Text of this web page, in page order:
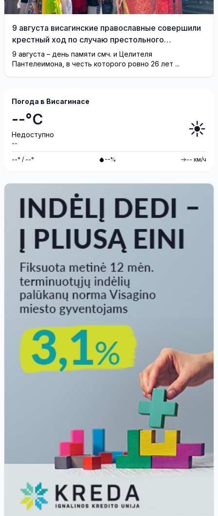
9 августа висагинские православные совершили
крестный ход по случаю престольного
праздника (фотогалерея)
9 августа – день памяти смч. и Целителя
Пантелеимона, в честь которого ровно 26 лет ...
Погода в Висагинасе
--°C
Недоступно
--
☀️
--° / --° --% -- км/ч